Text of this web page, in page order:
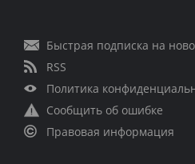
Быстрая подписка на
RSS
Политика
Сообщить об ошибке
Правовая информация